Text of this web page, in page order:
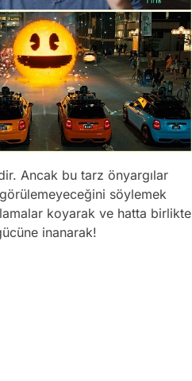
Ancak bu tarz önyargılar
söylemek
koyarak ve hatta birlikte
inanarak!